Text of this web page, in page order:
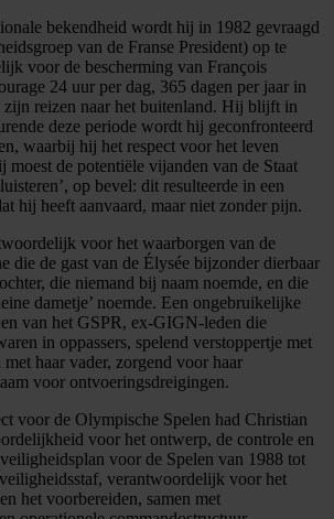
bekendheid wordt hij in 1982 gevraagd
van de Franse President) op te
voor de bescherming van François
24 uur per dag, 365 dagen per jaar in
reizen naar het buitenland. Hij blijft in
deze periode wordt hij geconfronteerd
waarbij hij het respect voor het leven
moest de potentiële vijanden van de Staat
op bevel: dit resulteerde in een
hij heeft aanvaard, maar niet zonder pijn.
voor het waarborgen van de
die de gast van de Élysée bijzonder dierbaar
die niemand bij naam noemde, en die
dametje’ noemde. Een ongebruikelijke
van het GSPR, ex-GIGN-leden die
in oppassers, spelend verstoppertje met
haar vader, zorgend voor haar
voor ontvoeringsdreigingen.
voor de Olympische Spelen had Christian
voor het ontwerp, de controle en
voor de Spelen van 1988 tot
verantwoordelijk voor het
het voorbereiden, samen met